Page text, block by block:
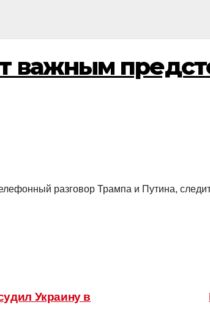
важным
разговор Трампа и Путина,
Украину в